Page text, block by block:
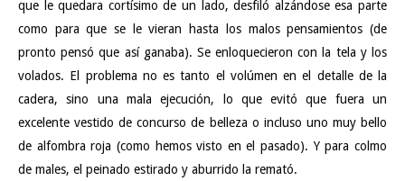
que le quedara cortísimo de un lado, desfiló alzándose esa parte
como para que se le vieran hasta los malos pensamientos (de
pronto pensó que así ganaba). Se enloquecieron con la tela y los
volados. El problema no es tanto el volúmen en el detalle de la
cadera, sino una mala ejecución, lo que evitó que fuera un
excelente vestido de concurso de belleza o incluso uno muy bello
de alfombra roja (como hemos visto en el pasado). Y para colmo
de males, el peinado estirado y aburrido la remató.